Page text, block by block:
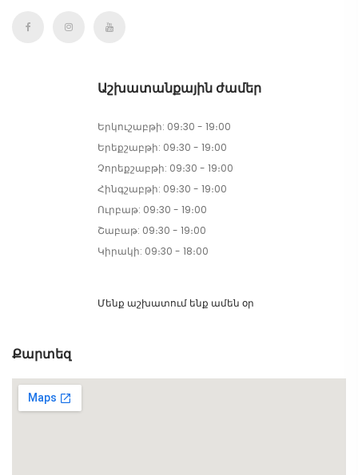
Աշխատանքային ժամեր
Երկուշաբթի: 09։30 - 19։00
Երեքշաբթի: 09։30 - 19։00
Չորեքշաբթի: 09։30 - 19։00
Հինգշաբթի: 09։30 - 19։00
Ուրբաթ: 09։30 - 19։00
Շաբաթ: 09։30 - 19։00
Կիրակի: 09։30 - 18։00
Մենք աշխատում ենք ամեն օր
Քարտեզ